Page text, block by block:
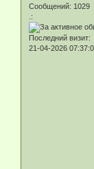
Сообщений: 1029
.:
Последний визит:
21-04-2026